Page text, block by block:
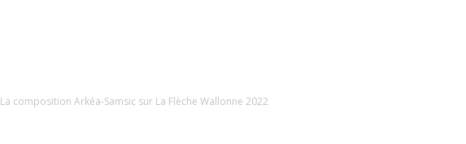
La composition Arkéa-Samsic sur La Flèche Wallonne 2022